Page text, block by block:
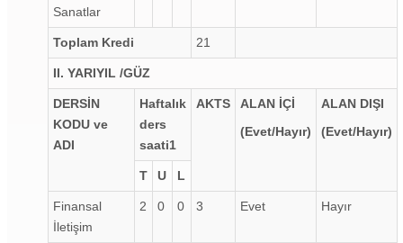
Sanatlar
Toplam Kredi 21
II. YARIYIL /GÜZ
DERSİN
KODU ve
ADI
Haftalık
ders
saati1
AKTS
ALAN İÇİ
(Evet/Hayır)
ALAN DIŞI
(Evet/Hayır)
T U L
Finansal
İletişim
2 0 0 3 Evet Hayır